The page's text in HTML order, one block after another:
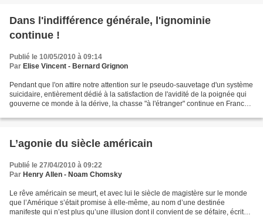
Dans l'indifférence générale, l'ignominie
continue !
Publié le 10/05/2010 à 09:14
Par Elise Vincent - Bernard Grignon
Pendant que l'on attire notre attention sur le pseudo-sauvetage d'un système
suicidaire, entièrement dédié à la satisfaction de l'avidité de la poignée qui
gouverne ce monde à la dérive, la chasse "à l'étranger" continue en France,
L’agonie du siècle américain
Publié le 27/04/2010 à 09:22
Par Henry Allen - Noam Chomsky
Le rêve américain se meurt, et avec lui le siècle de magistère sur le monde
que l’Amérique s’était promise à elle-même, au nom d’une destinée
manifeste qui n’est plus qu’une illusion dont il convient de se défaire, écrit